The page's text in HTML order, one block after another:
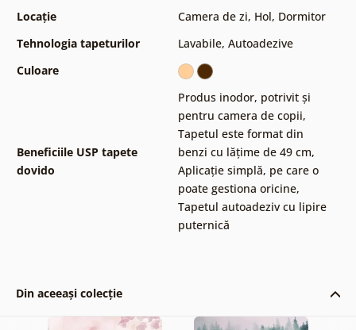
Locație
Camera de zi, Hol, Dormitor
Tehnologia tapeturilor
Lavabile, Autoadezive
Culoare
Beneficiile USP tapete
dovido
Produs inodor, potrivit și
pentru camera de copii,
Tapetul este format din
benzi cu lățime de 49 cm,
Aplicație simplă, pe care o
poate gestiona oricine,
Tapetul autoadeziv cu lipire
puternică
Din aceeași colecție